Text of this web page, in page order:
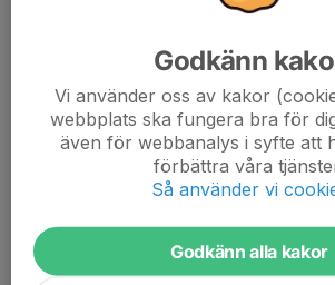
Vi hjälper dig maximera din träning
Ledare: Nicklas Gräns från Malkars
Insläpp sker via receptionen som är
Godkänn
Vi använder oss av kakor
webbplats ska fungera bra för
även för webbanalys i syfte att
förbättra våra
Så använder vi
Godkänn alla kakor